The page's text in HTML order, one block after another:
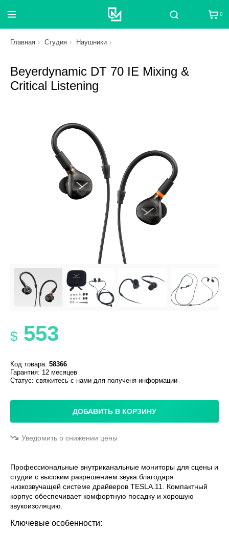
Поиск 0
Главная Студия Наушники
Beyerdynamic DT 70 IE Mixing &
Critical Listening
$ 553
Код товара: 58366
Гарантия: 12 месяцев
Статус: свяжитесь с нами для полученя информации
ДОБАВИТЬ В КОРЗИНУ
Уведомить о снижении цены
Профессиональные внутриканальные мониторы для сцены и
студии с высоким разрешением звука благодаря
низкозвучащей системе драйверов TESLA.11. Компактный
корпус обеспечивает комфортную посадку и хорошую
звукоизоляцию.
Ключевые особенности: